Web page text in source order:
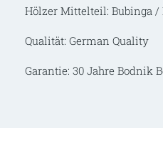
Hölzer Mittelteil: Bubinga /
Qualität: German Quality
Garantie: 30 Jahre Bodnik